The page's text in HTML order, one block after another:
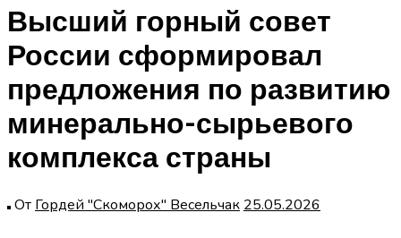
Высший горный совет
России сформировал
предложения по развитию
минерально-сырьевого
комплекса страны
От Гордей "Скоморох" Весельчак 25.05.2026